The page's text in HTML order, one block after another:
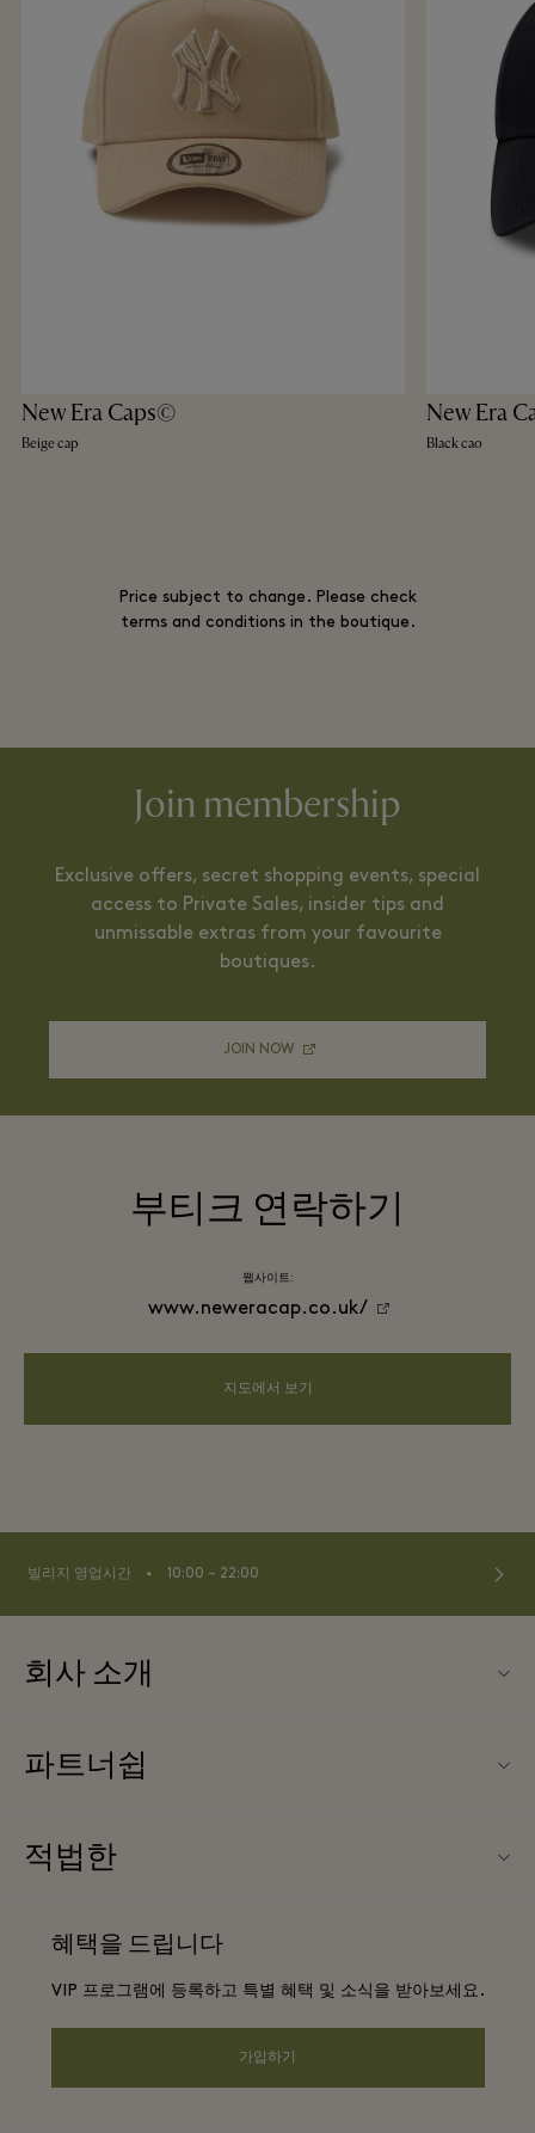
New Era Caps©
Beige cap
New Era
Black cao
Price subject to change. Please check
terms and conditions in the boutique.
Join membership
Exclusive offers, secret shopping events, special
access to Private Sales, insider tips and
unmissable extras from your favourite
boutiques.
JOIN NOW
부티크 연락하기
웹사이트:
www.neweracap.co.uk/
지도에서 보기
빌리지 영업시간 ⬩ 10:00 – 22:00
회사 소개
About Las Rozas Village
앱 다운로드
Gift Card
파트너쉽
파트너가되다
호텔 및 지역 명소
적법한
프리빌리지 약관
혜택을 드립니다
VIP 프로그램에 등록하고 특별 혜택 및 소식을 받아보세요.
가입하기